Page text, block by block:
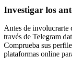
Investigar los
Antes de involucrarte
través de Telegram
Comprueba sus
plataformas online